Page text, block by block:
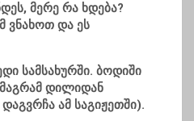
მერე რა ხდება?
ვნახოთ და ეს
სამსახურში. ბოდიში
დილიდან
ამ საგიჟეთში).